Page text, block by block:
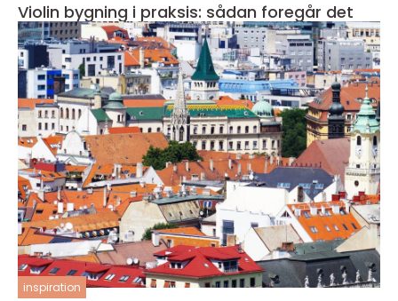
Violin bygning i praksis: sådan foregår det
inspiration